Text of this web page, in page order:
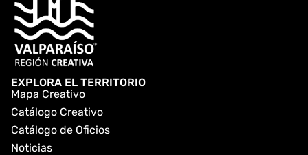
EXPLORA EL TERRITORIO
Mapa Creativo
Catálogo Creativo
Catálogo de Oficios
Noticias